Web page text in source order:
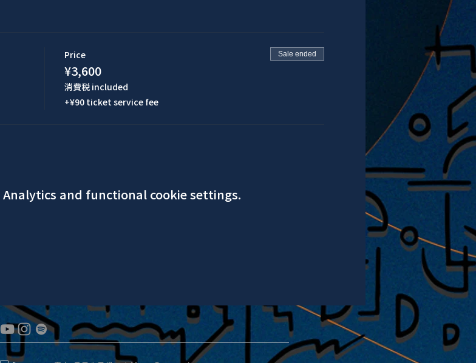
Price
¥3,600
消費税 included
+¥90 ticket service fee
Sale ended
and functional cookie settings.